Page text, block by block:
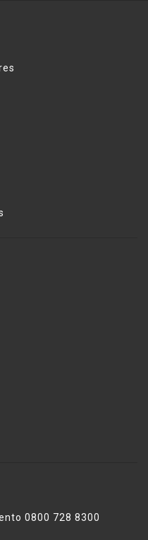
0800 728 8300